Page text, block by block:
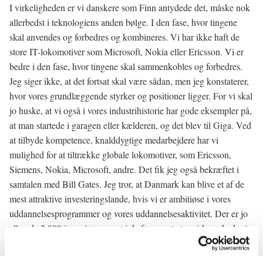
I virkeligheden er vi danskere som Finn antydede det, måske nok
allerbedst i teknologiens anden bølge. I den fase, hvor tingene
skal anvendes og forbedres og kombineres. Vi har ikke haft de
store IT-lokomotiver som Microsoft, Nokia eller Ericsson. Vi er
bedre i den fase, hvor tingene skal sammenkobles og forbedres.
Jeg siger ikke, at det fortsat skal være sådan, men jeg konstaterer,
hvor vores grundlæggende styrker og positioner ligger. For vi skal
jo huske, at vi også i vores industrihistorie har gode eksempler på,
at man startede i garagen eller kælderen, og det blev til Giga. Ved
at tilbyde kompetence, knalddygtige medarbejdere har vi
mulighed for at tiltrække globale lokomotiver, som Ericsson,
Siemens, Nokia, Microsoft, andre. Det fik jeg også bekræftet i
samtalen med Bill Gates. Jeg tror, at Danmark kan blive et af de
mest attraktive investeringslande, hvis vi er ambitiøse i vores
uddannelsesprogrammer og vores uddannelsesaktivitet. Der er jo
allerede 3.000 ingeniører ansat i de førnævnte tre virksomheder i
Danmark, og dermed får vi lagt en væsentlig del af deres